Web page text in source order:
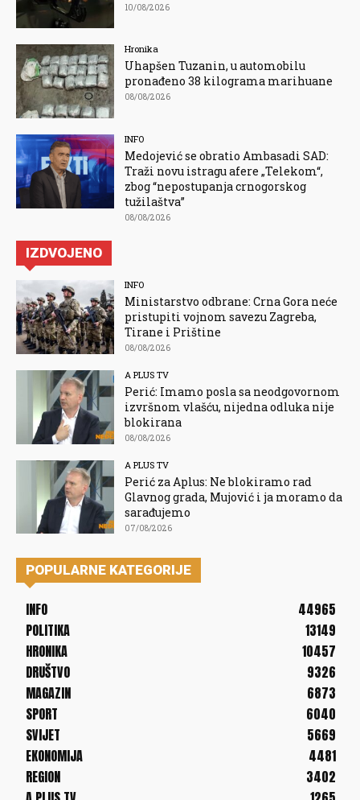
10/08/2026
Hronika
Uhapšen Tuzanin, u automobilu
pronađeno 38 kilograma marihuane
08/08/2026
INFO
Medojević se obratio Ambasadi SAD:
Traži novu istragu afere „Telekom“,
zbog “nepostupanja crnogorskog
tužilaštva”
08/08/2026
IZDVOJENO
INFO
Ministarstvo odbrane: Crna Gora neće
pristupiti vojnom savezu Zagreba,
Tirane i Prištine
08/08/2026
A PLUS TV
Perić: Imamo posla sa neodgovornom
izvršnom vlašću, nijedna odluka nije
blokirana
08/08/2026
A PLUS TV
Perić za Aplus: Ne blokiramo rad
Glavnog grada, Mujović i ja moramo da
sarađujemo
07/08/2026
POPULARNE KATEGORIJE
INFO
44965
POLITIKA
13149
HRONIKA
10457
DRUŠTVO
9326
MAGAZIN
6873
SPORT
6040
SVIJET
5669
EKONOMIJA
4481
REGION
3402